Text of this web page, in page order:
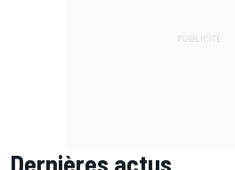
Dernières actus